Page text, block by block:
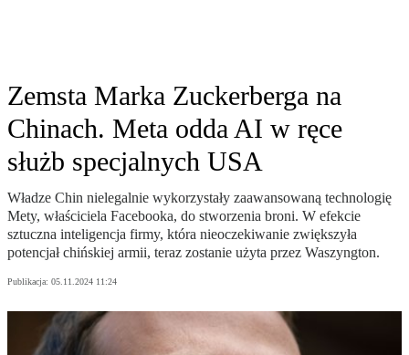
Zemsta Marka Zuckerberga na
Chinach. Meta odda AI w ręce
służb specjalnych USA
Władze Chin nielegalnie wykorzystały zaawansowaną technologię
Mety, właściciela Facebooka, do stworzenia broni. W efekcie
sztuczna inteligencja firmy, która nieoczekiwanie zwiększyła
potencjał chińskiej armii, teraz zostanie użyta przez Waszyngton.
Publikacja: 05.11.2024 11:24